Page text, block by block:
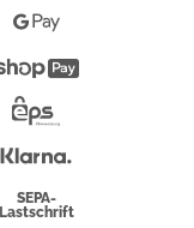
Pay
Google
Pay
Überweisung
SEPA-
Lastschrift